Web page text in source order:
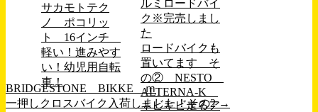
サカモトテク
ノ ポコリッ
ト 16インチ
軽い！進みやす
い！幼児用自転
車！
ロードバイクも
置いてます そ
の② NESTO
ALTERNA-K
キビキビ走るア
BRIDGESTONE BIKKE ｍ
一押しクロスバイク入荷しました！その2→